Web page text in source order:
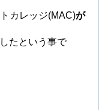
カレッジ(MAC)が
たという事で